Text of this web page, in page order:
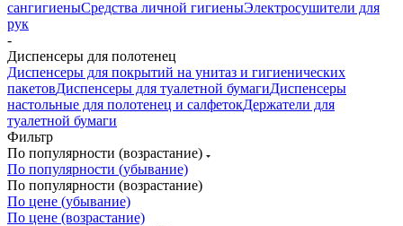
сангигиеныСредства личной гигиеныЭлектросушители для
рук
-
Диспенсеры для полотенец
Диспенсеры для покрытий на унитаз и гигиенических
пакетовДиспенсеры для туалетной бумагиДиспенсеры
настольные для полотенец и салфетокДержатели для
туалетной бумаги
Фильтр
По популярности (возрастание)
По популярности (убывание)
По популярности (возрастание)
По цене (убывание)
По цене (возрастание)